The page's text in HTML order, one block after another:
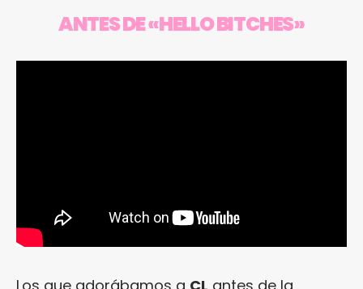
ANTES DE «HELLO BITCHES»